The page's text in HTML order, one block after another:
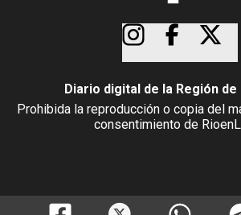
Diario digital de la Región de
Prohibida la reproducción o copia del
consentimiento de